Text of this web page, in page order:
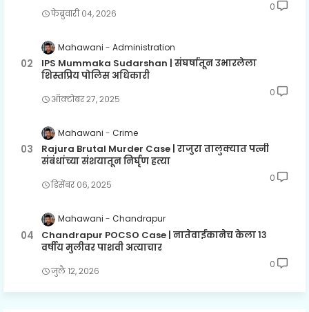
फेब्रुवारी ०४, २०२६
0
Mahawani Administration
IPS Mummaka Sudarshan | संघर्षातून उभारलेला
शिस्तप्रिय पोलिस अधिकारी
ऑक्टोबर २७, २०२५
0
Mahawani Crime
Rajura Brutal Murder Case | राजुरा तालुक्यात पत्नी
संबंधांच्या संशयातून निर्घृण हत्या
डिसेंबर ०६, २०२५
0
Mahawani Chandrapur
Chandrapur POCSO Case | नातेवाईकानेच केला १३
वर्षीय मुलीवर पाशवी अत्याचार
जुलै १२, २०२६
0